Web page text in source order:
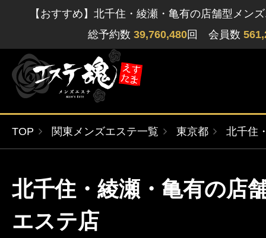
【おすすめ】北千住・綾瀬・亀有の店舗型メン
総予約数 39,760,480回 会員数
閲覧履歴
ゲストさん
北海道・東北版
無料会員登録
TOP 関東メンズエステ一覧 東京都 北千住
北千住・綾瀬・亀有の店
エステ店